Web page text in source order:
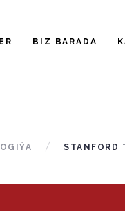
BIZ BARADA
STANFORD